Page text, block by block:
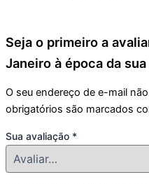
Seja o primeiro a
Janeiro à época da
O seu endereço de e-mail
obrigatórios são marcados
Sua avaliação *